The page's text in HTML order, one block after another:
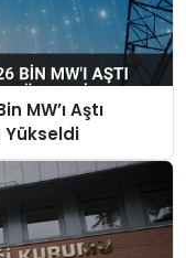
MW’ı Aştı
Yükseldi